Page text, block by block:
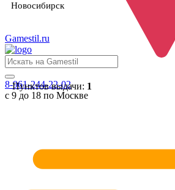
Новосибирск
Пунктов выдачи: 1
Gamestil.ru
8-961-244-22-02
с 9 до 18 по Москве